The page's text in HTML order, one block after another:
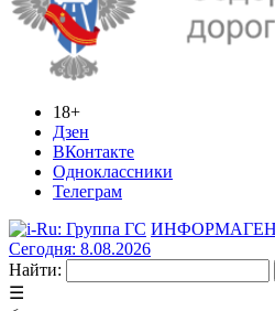
18+
Дзен
ВКонтакте
Одноклассники
Телеграм
Сегодня: 8.08.2026
Найти:
☰